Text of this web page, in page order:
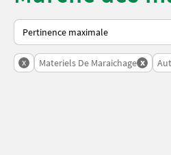
Voici comment les annonces sont
x Materiels De Maraichage x